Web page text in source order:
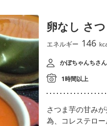
卵なし さ
エネルギー 146
かぼちゃんちさ
1時間以上
さつま芋の甘み
為、コレステロ